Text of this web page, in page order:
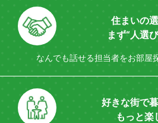
住まいの
まず“人選
なんでも話せる担当者をお部屋
好きな街で
もっと楽